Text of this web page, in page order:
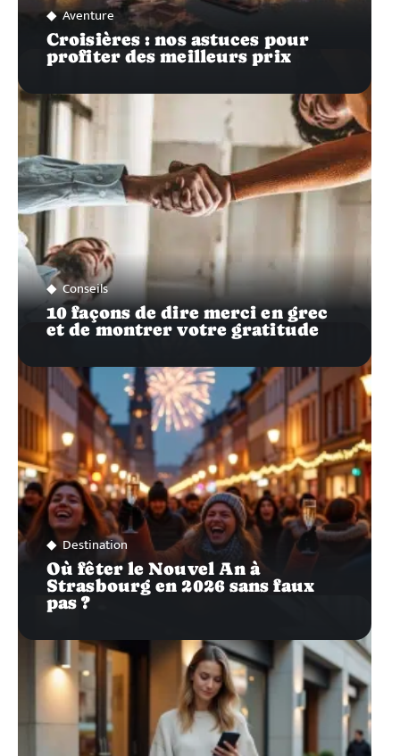
Aventure
Croisières : nos astuces pour
profiter des meilleurs prix
Conseils
10 façons de dire merci en grec
et de montrer votre gratitude
Destination
Où fêter le Nouvel An à
Strasbourg en 2026 sans faux
pas ?